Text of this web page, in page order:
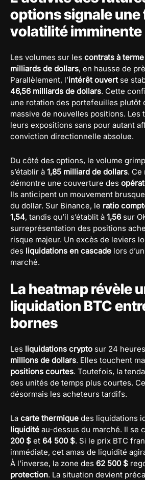
options signale
volatilité imminente
Les volumes sur les contrats à terme
milliards de dollars, en hausse de
Parallèlement, l’intérêt ouvertse
46,56 milliards de dollars. Cette
une rotation des portefeuilles plutôt
massive de nouvelles positions. Les
leurs expositions sans pour autant
conviction directionnelle absolue.
Du côté des options, le volume
s’établir à 1,85 milliard de dollars. Ce
démontre une couverture des
Ils anticipent un mouvement
du dollar. Sur Binance, le ratio
1,54, tandis qu’il s’établit à 1,56 sur
surreprésentation des positions
risque majeur. Un excès de leviers
des liquidations en cascade lors
marché.
La heatmap révèle
liquidation BTC
bornes
Les liquidations crypto sur 24
millions de dollars. Elles touchent
positions courtes. Toutefois, la
des unités de temps plus courtes.
désormais les acheteurs tardifs.
La carte thermique des liquidations
liquidité au-dessus du marché. Il se
200 $ et 64 500 $. Si le prix BTC
immédiate, cet amas de liquidité
À l’inverse, la zone des 62 500 $
protection. La situation devient